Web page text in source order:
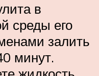
в
среды его
залить
минут.